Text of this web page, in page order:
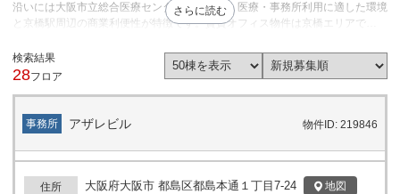
沿いには大阪市立総合医療センターが立地し、医療・事務所利用に適した環境
と京橋駅周辺の商業利便性が特徴です。賃貸オフィス物件は京橋エリアで
飲食店舗の需要も根強いです。都心へのアクセスを確保しながらコストと利便
性のバランスが取りやすい賃料水準です。大阪市都島区エリアは、採用や営業
ます。
さらに読む
検索結果
28フロア
事務所 アザレビル 物件ID: 219846
住所 大阪府大阪市 都島区都島本通１丁目7-24 地図